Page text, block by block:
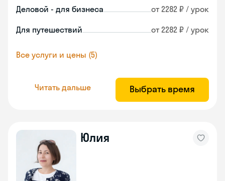
Деловой - для бизнеса от 2282 ₽ / урок
Для путешествий от 2282 ₽ / урок
Все услуги и цены (5)
Читать дальше Выбрать время
Юлия